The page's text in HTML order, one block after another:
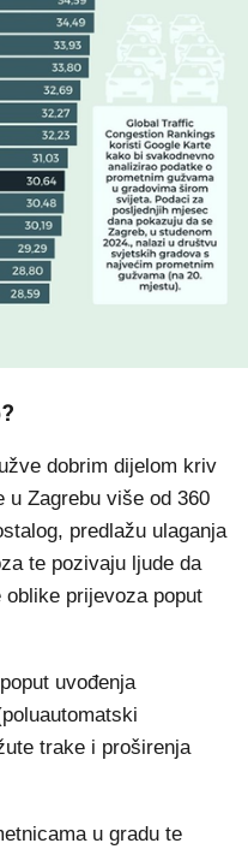
dobrim dijelom kriv
u Zagrebu više od 360
predlažu ulaganja
te pozivaju ljude da
prijevoza poput
uvođenja
trake i proširenja
u gradu te